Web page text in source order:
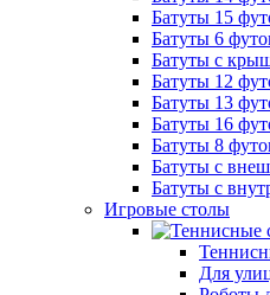
Батуты 15
Батуты 6
Батуты с
Батуты 12
Батуты 13
Батуты 16
Батуты 8
Батуты с
Батуты с
Игровые столы
Для